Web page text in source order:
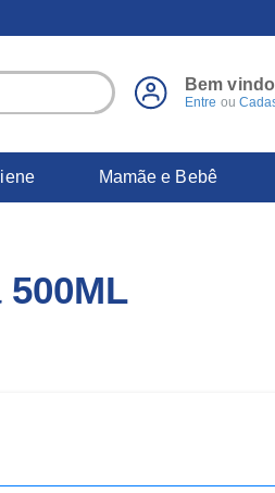
Bem
Entre ou
Mamãe e Bebê